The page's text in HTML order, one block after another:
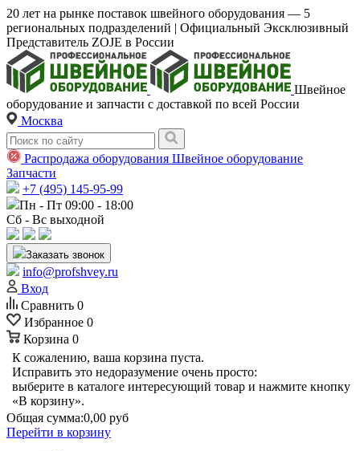
20 лет на рынке поставок швейного оборудования — 5
региональных подразделений | Официальный Эксклюзивный
Представитель ZOJE в России
Швейное
оборудование и запчасти с доставкой по всей России
Москва
Распродажа оборудования Швейное оборудование
Запчасти
+7 (495) 145-95-99
Пн - Пт 09:00 - 18:00
Сб - Вс выходной
Заказать звонок
info@profshvey.ru
Вход
Сравнить 0
Избранное 0
Корзина 0
К сожалению, ваша корзина пуста.
Исправить это недоразумение очень просто:
выберите в каталоге интересующий товар и нажмите кнопку
«В корзину».
Общая сумма:0,00 руб
Перейти в корзину